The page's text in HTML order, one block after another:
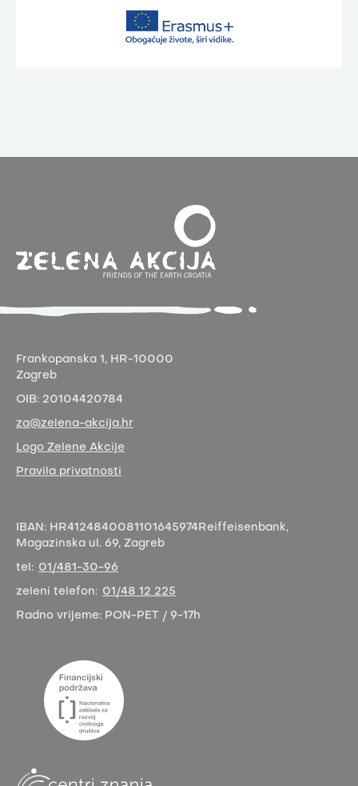
Frankopanska 1, HR-10000
Zagreb
OIB: 20104420784
za@zelena-akcija.hr
Logo Zelene Akcije
Pravila privatnosti
IBAN: HR4124840081101645974 Reiffeisenbank,
Magazinska ul. 69, Zagreb
tel: 01/481-30-96
zeleni telefon: 01/48 12 225
Radno vrijeme: PON-PET / 9-17h